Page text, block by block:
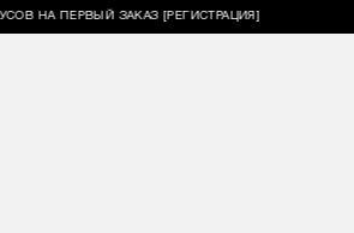
ПЕРВЫЙ ЗАКАЗ [РЕГИСТРАЦИЯ]